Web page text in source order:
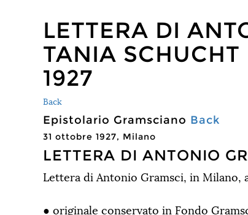
LETTERA DI
TANIA SCHUCHT
1927
Back
Epistolario Gramsciano Back
31 ottobre 1927, Milano
LETTERA DI ANTONIO
Lettera di Antonio Gramsci, in Milano,
● originale conservato in Fondo